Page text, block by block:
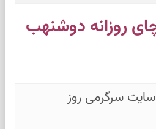
روزانه دوشنهب
سرگرمی روز